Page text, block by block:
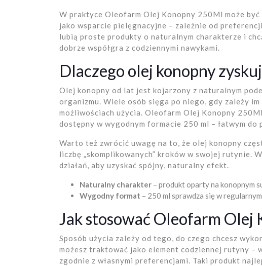
W praktyce Oleofarm Olej Konopny 250Ml może
jako wsparcie pielęgnacyjne – zależnie od
lubią proste produkty o naturalnym charakterze i
dobrze współgra z codziennymi nawykami.
Dlaczego olej konopny
Olej konopny od lat jest kojarzony z naturalnym
organizmu. Wiele osób sięga po niego, gdy zależy
możliwościach użycia. Oleofarm Olej Konopny
dostępny w wygodnym formacie 250 ml – łatwym
Warto też zwrócić uwagę na to, że olej konopny
liczbę „skomplikowanych” kroków w swojej rutynie.
działań, aby uzyskać spójny, naturalny efekt.
Naturalny charakter – produkt oparty na konopnym
Wygodny format – 250 ml sprawdza się w
Jak stosować Oleofarm Olej
Sposób użycia zależy od tego, do czego chcesz
możesz traktować jako element codziennej rutyny –
zgodnie z własnymi preferencjami. Taki produkt